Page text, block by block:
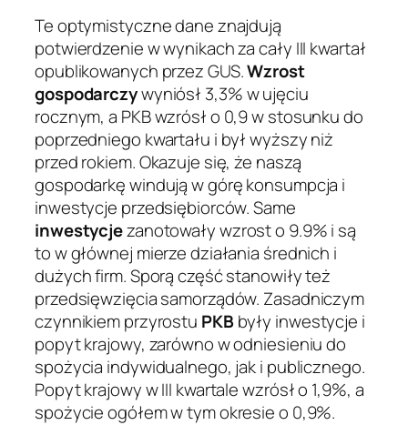
Te optymistyczne dane znajdują
potwierdzenie w wynikach za cały III kwartał
opublikowanych przez GUS.Wzrost
gospodarczywyniósł 3,3% w ujęciu
rocznym, a PKB wzrósł o 0,9 w stosunku do
poprzedniego kwartału i był wyższy niż
przed rokiem. Okazuje się, że naszą
gospodarkę windują w górę konsumpcja i
inwestycje przedsiębiorców. Same
inwestycjezanotowały wzrost o 9.9% i są
to w głównej mierze działania średnich i
dużych firm. Sporą część stanowiły też
przedsięwzięcia samorządów. Zasadniczym
czynnikiem przyrostu PKB były inwestycje i
popyt krajowy, zarówno w odniesieniu do
spożycia indywidualnego, jak i publicznego.
Popyt krajowy w III kwartale wzrósł o 1,9%, a
spożycie ogółem w tym okresie o 0,9%.